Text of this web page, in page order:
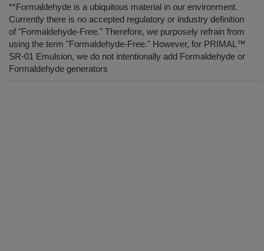
**Formaldehyde is a ubiquitous material in our environment.
Currently there is no accepted regulatory or industry definition
of "Formaldehyde-Free." Therefore, we purposely refrain from
using the term "Formaldehyde-Free." However, for PRIMAL™
SR-01 Emulsion, we do not intentionally add Formaldehyde or
Formaldehyde generators